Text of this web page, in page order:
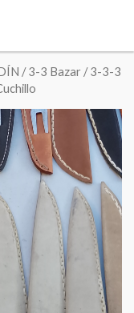
/3-3 Bazar /3-3-3